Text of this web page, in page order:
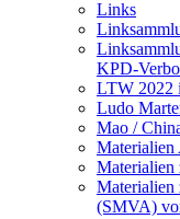
Links
KPD-
LTW 2022
Ludo
Mao /
Materialien
Materialien
Materialien
(SMVA)